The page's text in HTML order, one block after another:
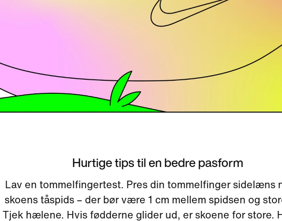
Hurtige tips til en bedre pasform
Lav en tommelfingertest. Pres din tommelfinger sidelæns
skoens tåspids – der bør være 1 cm mellem spidsen og
Tjek hælene. Hvis fødderne glider ud, er skoene for store.